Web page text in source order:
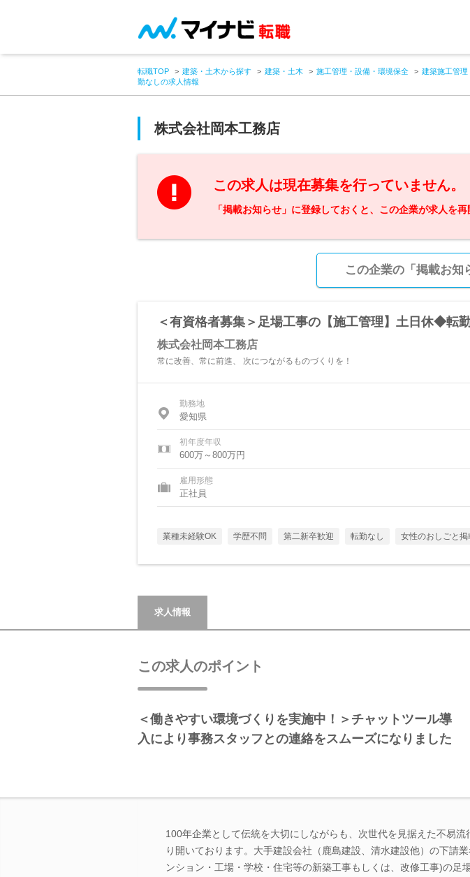
転職TOP 建築・土木から探す 建築・土木 施工管理・設備・環境保全 建築施工管
勤なしの求人情報
株式会社岡本工務店
この求人は現在募集を行っていません。
「掲載お知らせ」に登録しておくと、この企業が求人を
この企業の「掲載お知
＜有資格者募集＞足場工事の【施工管理】土日休◆転
株式会社岡本工務店
常に改善、常に前進、 次につながるものづくりを！
勤務地
愛知県
初年度年収
600万～800万円
雇用形態
正社員
業種未経験OK 学歴不問 第二新卒歓迎 転勤なし 女性のおしごと掲
求人情報
この求人のポイント
＜働きやすい環境づくりを実施中！＞チャットツール導
入により事務スタッフとの連絡をスムーズになりました
100年企業として伝統を大切にしながらも、次世代を見据えた不易流
り開いております。大手建設会社（鹿島建設、清水建設他）の下請
ンション・工場・学校・住宅等の新築工事もしくは、改修工事)の足